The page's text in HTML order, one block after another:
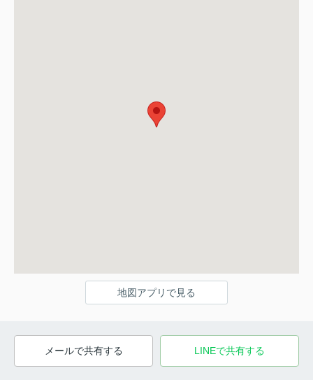
地図アプリで見る
メールで共有する LINEで共有する